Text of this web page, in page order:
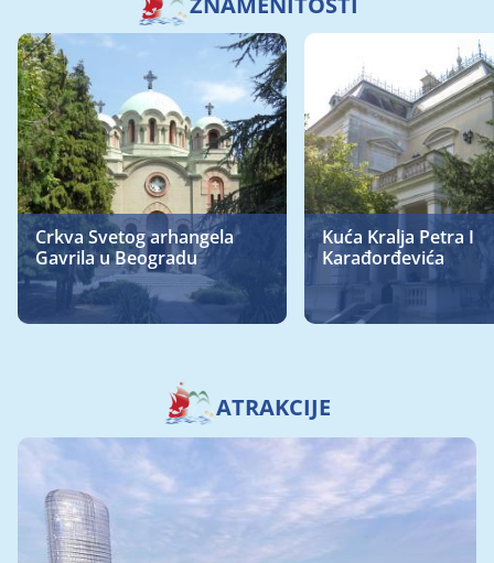
Crkva Svetog arhangela
Gavrila u Beogradu
Kuća Kralja Petra I
Karađorđevića
ATRAKCIJE